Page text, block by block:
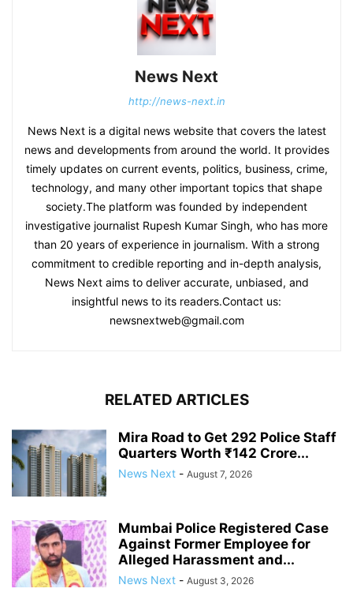
News Next
http://news-next.in
News Next is a digital news website that covers the latest
news and developments from around the world. It provides
timely updates on current events, politics, business, crime,
technology, and many other important topics that shape
society.The platform was founded by independent
investigative journalist Rupesh Kumar Singh, who has more
than 20 years of experience in journalism. With a strong
commitment to credible reporting and in-depth analysis,
News Next aims to deliver accurate, unbiased, and
insightful news to its readers.Contact us:
newsnextweb@gmail.com
RELATED ARTICLES
Mira Road to Get 292 Police Staff
Quarters Worth ₹142 Crore...
News Next - August 7, 2026
Mumbai Police Registered Case
Against Former Employee for
Alleged Harassment and...
News Next - August 3, 2026